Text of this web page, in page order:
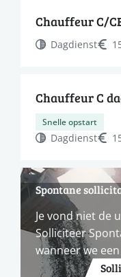
Chauffeur C/
Dagdienst
Chauffeur C
Snelle opstart
Dagdienst
Spontane
Je vond niet de
Solliciteer
wanneer we